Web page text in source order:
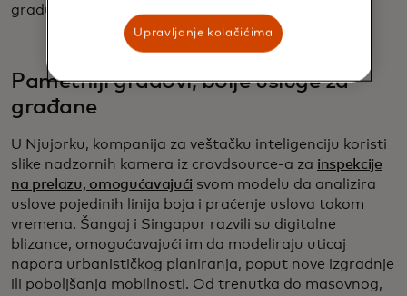
gradu.
Pametniji gradovi, bolje usluge za
građane
U Njujorku, kompanija za veštačku inteligenciju koristi
slike nadzornih kamera iz crovdsource-a za inspekcije
na prelazu, omogućavajući svom modelu da analizira
uslove pojedinih linija boja i praćenje uslova tokom
vremena. Šangaj i Singapur razvili su digitalne
blizance, omogućavajući im da modeliraju uticaj
napora urbanističkog planiranja, poput nove izgradnje
ili poboljšanja mobilnosti. Od trenutka do masovnog,
Upravljanje kolačićima